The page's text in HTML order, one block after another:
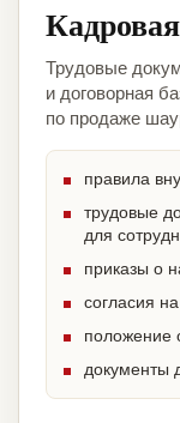
Трудовые
и договорная
по продаже
правила
трудовые
для
приказы о
согласия
положение
документы